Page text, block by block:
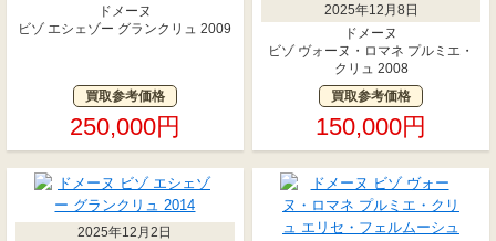
ドメーヌ
ビゾ エシェゾー グランクリュ 2009
買取参考価格
250,000円
2025年12月8日
ドメーヌ
ビゾ ヴォーヌ・ロマネ プルミエ・
クリュ 2008
買取参考価格
150,000円
2025年12月2日